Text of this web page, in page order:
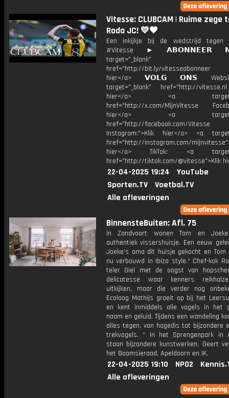
Vitesse: CLUBCAM | Ruime zege
Roda JC! 💛🖤
Een inkijkje bij de wedstrijd tegen
#Vitesse ► 𝗔𝗕𝗢𝗡𝗡𝗘𝗘𝗥
target="_blank"
href="http://bit.ly/
hier</a> 𝗩𝗢𝗟𝗚 𝗢𝗡𝗦
target="_blank" href="http://
hier</a> <a
href="http://x.com/MijnVitesse
hier</a> <a
href="http://facebook.com/Vitesse
Instagram:">Klik hier</a> <a
href="http://instagram.com/
hier</a> TikTok: <a
href="http://tiktok.com/@vitesse">Klik
22-04-2025 19:24
YouTube
Sporten.TV
Voetbal.TV
Alle afleveringen
BinnensteBuiten: Afl. 75
In Zandvoort wonen Tom en
authentiek vissershuisje. Een eeuw
Joeke's oma dit huisje gekocht en
nu verbouwd in Ibiza style.* Chef-kok
teler Giel met de oogst van
delicatesse waar kenners
uitkijken, maar die verder nog
Ecoloog Mathijs groeit op bij het
en kent inmiddels alle vogels in het
naam en geluid. Tijdens een wandeling
alles tegen, van hagedis tot bijzondere
trekvogels. * In het Sprengenpark in
staan bijzondere kunstwerken. Geert
het Boomsieraad, Apeldoorn en IK.
22-04-2025 19:10 NPO2
Alle afleveringen